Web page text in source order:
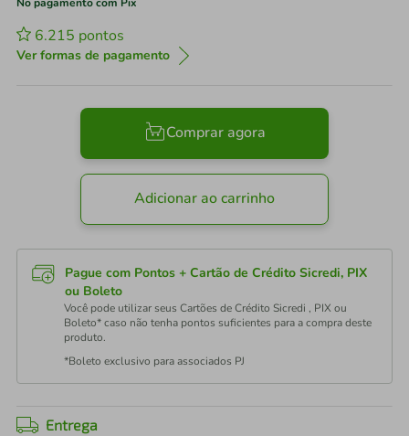
6.215 pontos
Ver formas de pagamento
Comprar agora
Adicionar ao carrinho
Pague com Pontos + Cartão de Crédito Sicredi, PIX
ou Boleto
Você pode utilizar seus Cartões de Crédito Sicredi , PIX ou
Boleto* caso não tenha pontos suficientes para a compra deste
produto.
*Boleto exclusivo para associados PJ
Entrega